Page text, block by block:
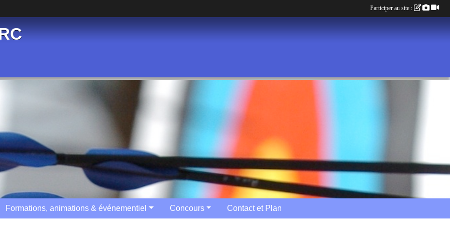
Formations, animations & événementiel Concours Contact et Plan
Participer au site :